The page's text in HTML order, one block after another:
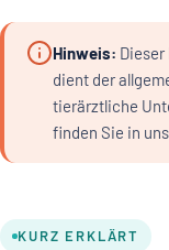
Hinweis:
dient der
tierärztliche
finden Sie in
KURZ ERKLÄRT